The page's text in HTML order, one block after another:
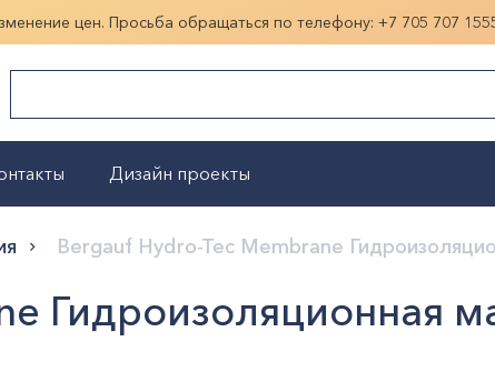
цен. Просьба обращаться по телефону: +7 705 707
Показать больше
Дизайн проекты
Bergauf Hydro-Tec Membrane
Гидроизоляционная